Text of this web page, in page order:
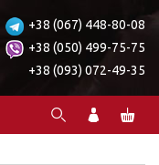
+38 (067) 448-80-08
+38 (050) 499-75-75
+38 (093) 072-49-35